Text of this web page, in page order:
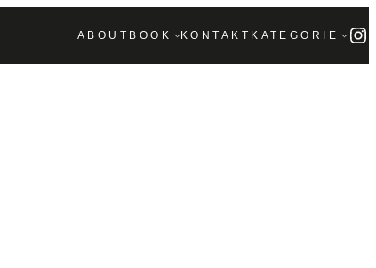
ABOUT BOOK KONTAKT KATEGORIE